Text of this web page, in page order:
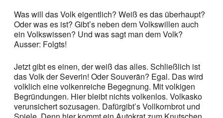
Was will das Volk eigentlich? Weiß es das überhaupt?
Oder was es ist? Gibt’s neben dem Volkswillen auch
ein Volkswissen? Und was sagt man dem Volk?
Ausser: Folgts!
Jetzt gibt es einen, der weiß das alles. Schließlich ist
das Volk der Severin! Oder Souverän? Egal. Das wird
volklich eine volkenreiche Begegnung. Mit volkigen
Begründungen. Hier bleibt nichts volkenlos. Volkasko
verunsichert sozusagen. Dafürgibt’s Vollkornbrot und